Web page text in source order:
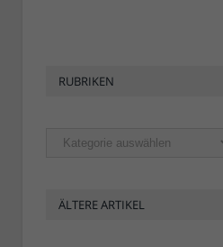
RUBRIKEN
Rubriken
ÄLTERE ARTIKEL